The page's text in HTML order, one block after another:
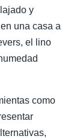
y
una casa a
el lino
como